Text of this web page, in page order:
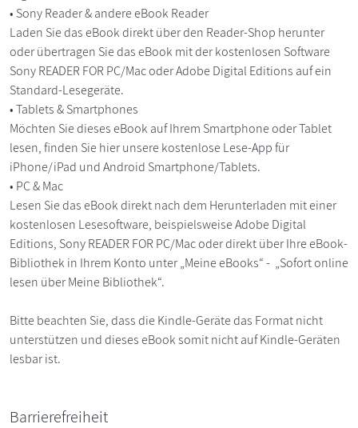
• Sony Reader & andere eBook Reader
Laden Sie das eBook direkt über den Reader-Shop herunter
oder übertragen Sie das eBook mit der kostenlosen Software
Sony READER FOR PC/Mac oder Adobe Digital Editions auf ein
Standard-Lesegeräte.
• Tablets & Smartphones
Möchten Sie dieses eBook auf Ihrem Smartphone oder Tablet
lesen, finden Sie hier unsere kostenlose Lese-App für
iPhone/iPad und Android Smartphone/Tablets.
• PC & Mac
Lesen Sie das eBook direkt nach dem Herunterladen mit einer
kostenlosen Lesesoftware, beispielsweise Adobe Digital
Editions, Sony READER FOR PC/Mac oder direkt über Ihre eBook-
Bibliothek in Ihrem Konto unter „Meine eBooks“ - „Sofort online
lesen über Meine Bibliothek“.
Bitte beachten Sie, dass die Kindle-Geräte das Format nicht
unterstützen und dieses eBook somit nicht auf Kindle-Geräten
lesbar ist.
Barrierefreiheit